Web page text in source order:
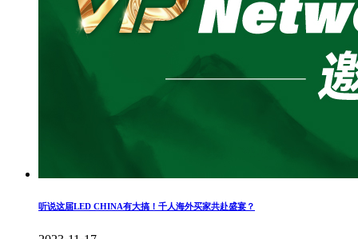
听说这届LED CHINA有大搞！千人海外买家共赴盛宴？